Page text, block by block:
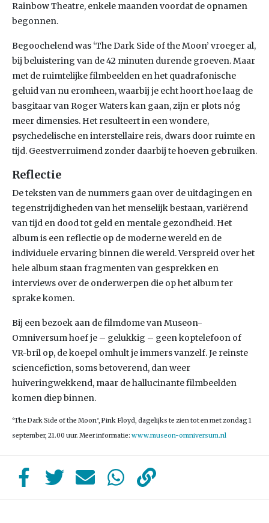
Rainbow Theatre, enkele maanden voordat de opnamen
begonnen.
Begoochelend was ‘The Dark Side of the Moon’ vroeger al,
bij beluistering van de 42 minuten durende groeven. Maar
met de ruimtelijke filmbeelden en het quadrafonische
geluid van nu eromheen, waarbij je echt hoort hoe laag de
basgitaar van Roger Waters kan gaan, zijn er plots nóg
meer dimensies. Het resulteert in een wondere,
psychedelische en interstellaire reis, dwars door ruimte en
tijd. Geestverruimend zonder daarbij te hoeven gebruiken.
Reflectie
De teksten van de nummers gaan over de uitdagingen en
tegenstrijdigheden van het menselijk bestaan, variërend
van tijd en dood tot geld en mentale gezondheid. Het
album is een reflectie op de moderne wereld en de
individuele ervaring binnen die wereld. Verspreid over het
hele album staan fragmenten van gesprekken en
interviews over de onderwerpen die op het album ter
sprake komen.
Bij een bezoek aan de filmdome van Museon-
Omniversum hoef je – gelukkig – geen koptelefoon of
VR-bril op, de koepel omhult je immers vanzelf. Je reinste
sciencefiction, soms betoverend, dan weer
huiveringwekkend, maar de hallucinante filmbeelden
komen diep binnen.
‘The Dark Side of the Moon’, Pink Floyd, dagelijks te zien tot en met zondag 1
september, 21.00 uur. Meer informatie: www.museon-omniversum.nl